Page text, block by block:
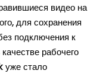
видео на
для сохранения
подключения к
рабочего
уже стало